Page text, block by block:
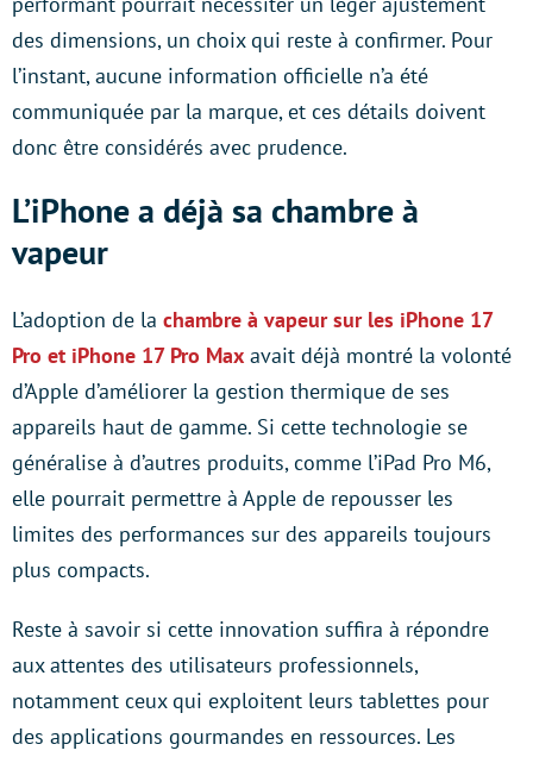
des dimensions, un choix qui reste à confirmer. Pour
l’instant, aucune information officielle n’a été
communiquée par la marque, et ces détails doivent
donc être considérés avec prudence.
L’iPhone a déjà sa chambre à
vapeur
L’adoption de la chambre à vapeur sur les iPhone 17
Pro et iPhone 17 Pro Max avait déjà montré la volonté
d’Apple d’améliorer la gestion thermique de ses
appareils haut de gamme. Si cette technologie se
généralise à d’autres produits, comme l’iPad Pro M6,
elle pourrait permettre à Apple de repousser les
limites des performances sur des appareils toujours
plus compacts.
Reste à savoir si cette innovation suffira à répondre
aux attentes des utilisateurs professionnels,
notamment ceux qui exploitent leurs tablettes pour
des applications gourmandes en ressources. Les